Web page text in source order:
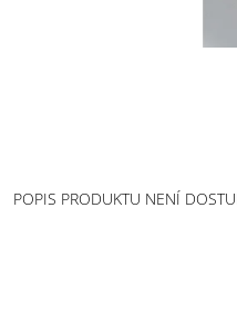
POPIS PRODUKTU NENÍ